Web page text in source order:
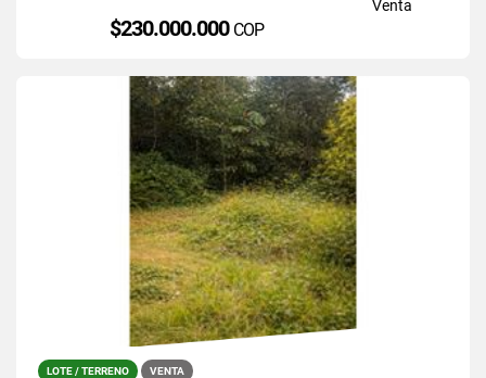
Venta
$230.000.000 COP
LOTE / TERRENO VENTA